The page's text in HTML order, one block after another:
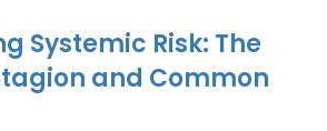
Systemic Risk: The
and Common